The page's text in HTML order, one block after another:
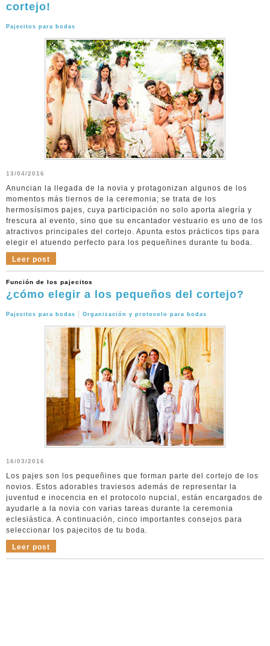
cortejo!
Pajecitos para bodas
13/04/2016
Anuncian la llegada de la novia y protagonizan algunos de los
momentos más tiernos de la ceremonia; se trata de los
hermosísimos pajes, cuya participación no solo aporta alegría y
frescura al evento, sino que su encantador vestuario es uno de los
atractivos principales del cortejo. Apunta estos prácticos tips para
elegir el atuendo perfecto para los pequeñines durante tu boda.
Leer post
Función de los pajecitos
¿cómo elegir a los pequeños del cortejo?
Pajecitos para bodas Organización y protocolo para bodas
16/03/2016
Los pajes son los pequeñines que forman parte del cortejo de los
novios. Estos adorables traviesos además de representar la
juventud e inocencia en el protocolo nupcial, están encargados de
ayudarle a la novia con varias tareas durante la ceremonia
eclesiástica. A continuación, cinco importantes consejos para
seleccionar los pajecitos de tu boda.
Leer post